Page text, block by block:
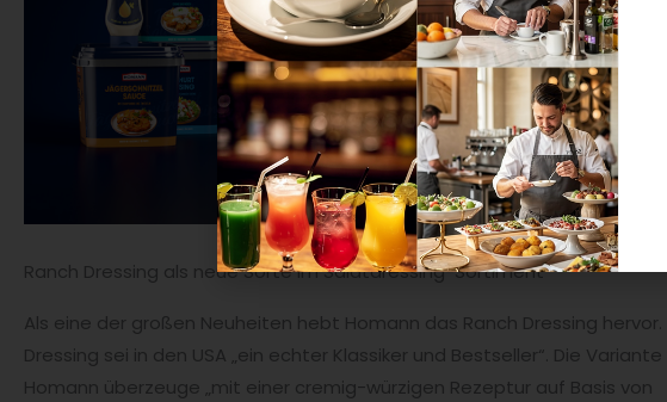
Ranch Dressing als neue Sorte im Salatdressing-Sortiment
Als eine der großen Neuheiten hebt Homann das Ranch Dressing hervor.
Dressing sei in den USA „ein echter Klassiker und Bestseller“. Die Variante
Homann überzeuge „mit einer cremig-würzigen Rezeptur auf Basis von